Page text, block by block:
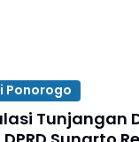
Ponorogo
Tunjangan